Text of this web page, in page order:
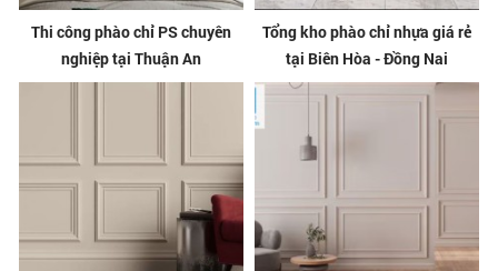
Thi công phào chỉ PS chuyên
nghiệp tại Thuận An
Tổng kho phào chỉ nhựa giá rẻ
tại Biên Hòa - Đồng Nai